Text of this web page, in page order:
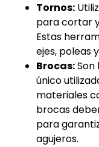
Tornos:
para cortar
Estas
ejes, poleas
Brocas:
único
materiales
brocas
para
agujeros.